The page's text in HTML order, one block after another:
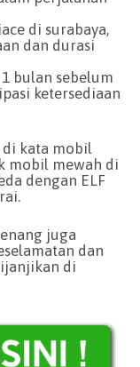
di surabaya,
dan durasi
bulan sebelum
ketersediaan
di kata mobil
mobil mewah di
dengan ELF
juga
dan
di